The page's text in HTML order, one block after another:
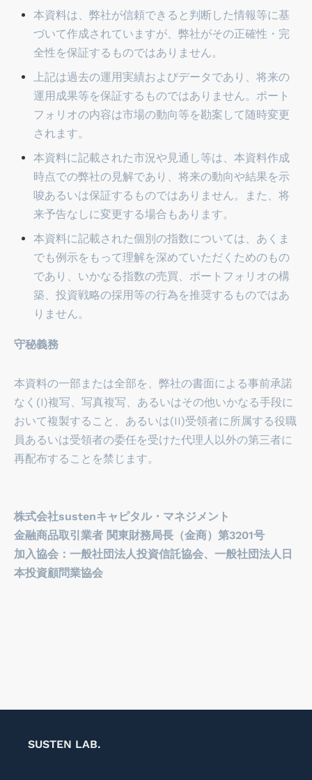
本資料は、弊社が信頼できると判断した情報等に基
づいて作成されていますが、弊社がその正確性・完
全性を保証するものではありません。
上記は過去の運用実績およびデータであり、将来の
運用成果等を保証するものではありません。ポート
フォリオの内容は市場の動向等を勘案して随時変更
されます。
本資料に記載された市況や見通し等は、本資料作成
時点での弊社の見解であり、将来の動向や結果を示
唆あるいは保証するものではありません。また、将
来予告なしに変更する場合もあります。
本資料に記載された個別の指数については、あくま
でも例示をもって理解を深めていただくためのもの
であり、いかなる指数の売買、ポートフォリオの構
築、投資戦略の採用等の行為を推奨するものではあ
りません。
守秘義務
本資料の一部または全部を、弊社の書面による事前承諾
なく(I)複写、写真複写、あるいはその他いかなる手段に
おいて複製すること、あるいは(II)受領者に所属する役職
員あるいは受領者の委任を受けた代理人以外の第三者に
再配布することを禁じます。
株式会社sustenキャピタル・マネジメント
金融商品取引業者 関東財務局長（金商）第3201号
加入協会：一般社団法人投資信託協会、一般社団法人日
本投資顧問業協会
SUSTEN LAB.